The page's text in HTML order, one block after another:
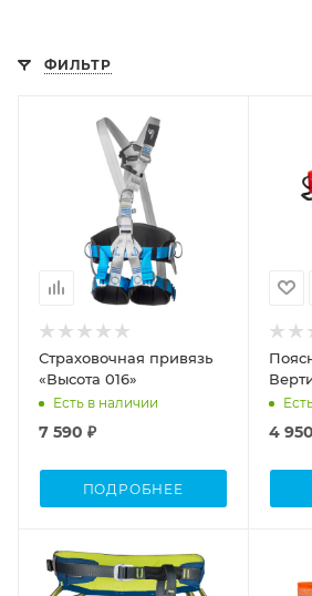
ФИЛЬТР
Страховочная привязь
«Высота 016»
Есть в наличии
7 590 ₽
ПОДРОБНЕЕ
4